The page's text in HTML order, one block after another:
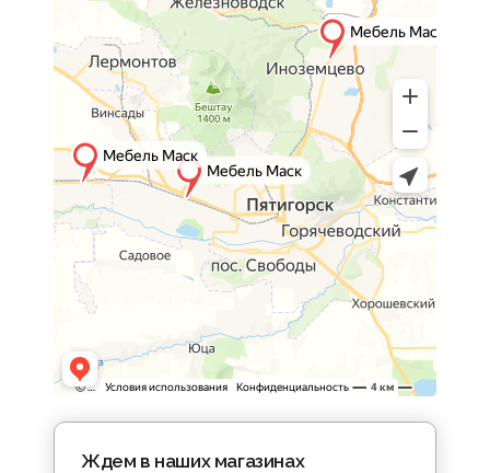
Ждем в наших магазинах